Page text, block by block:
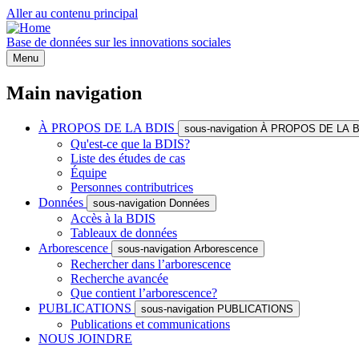
Aller au contenu principal
Base de données sur les innovations sociales
Menu
Main navigation
À PROPOS DE LA BDIS sous-navigation À PROPOS DE LA
Qu'est-ce que la BDIS?
Liste des études de cas
Équipe
Personnes contributrices
Données
sous-navigation Données
Accès à la BDIS
Tableaux de données
Arborescence
sous-navigation Arborescence
Rechercher dans l’arborescence
Recherche avancée
Que contient l’arborescence?
PUBLICATIONS
sous-navigation PUBLICATIONS
Publications et communications
NOUS JOINDRE